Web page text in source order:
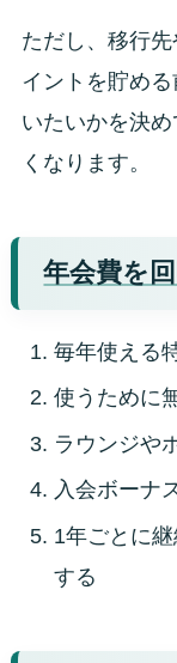
ただし、移行
イントを貯め
いたいかを決
くなります。
年会費を
毎年使える
使うために
ラウンジや
入会ボーナ
1年ごとに
する